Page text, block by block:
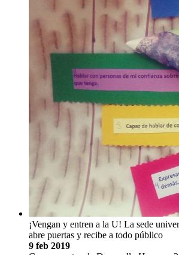
¡Vengan y entren a la U! La sede
abre puertas y recibe a todo público
9 feb 2019